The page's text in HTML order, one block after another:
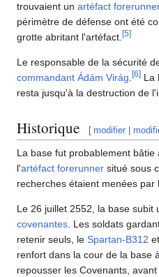
trouvaient un artéfact forerunner
périmètre de défense ont été
grotte abritant l'artéfact. [5]
Le responsable de la sécurité
commandant Ádám Virág [6] La
resta jusqu'à la destruction de
Historique [ modifier |
La base fut probablement
l'artéfact forerunner situé sous
recherches étaient menées par
Le 26 juillet 2552, la base subit
covenantes . Les soldats
retenir seuls, le Spartan-B312 et
renfort dans la cour de la base
repousser les Covenants,